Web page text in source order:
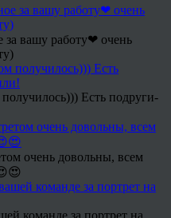
за вашу работу❤ очень
Есть подруги-
очень довольны, всем
команде за портрет на